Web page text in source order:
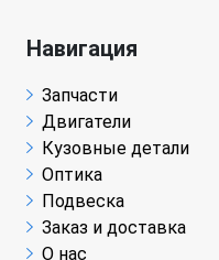
Навигация
Запчасти
Двигатели
Кузовные детали
Оптика
Подвеска
Заказ и доставка
О нас